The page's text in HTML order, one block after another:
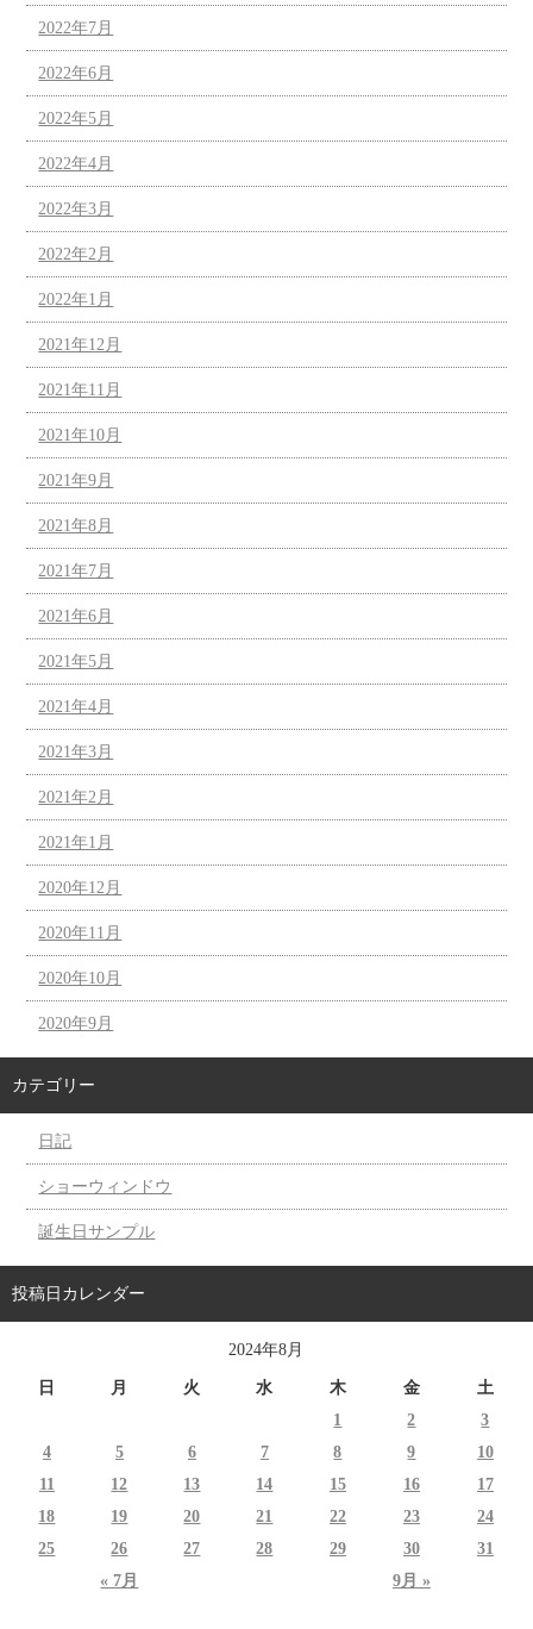
2022年7月
2022年6月
2022年5月
2022年4月
2022年3月
2022年2月
2022年1月
2021年12月
2021年11月
2021年10月
2021年9月
2021年8月
2021年7月
2021年6月
2021年5月
2021年4月
2021年3月
2021年2月
2021年1月
2020年12月
2020年11月
2020年10月
2020年9月
カテゴリー
日記
ショーウィンドウ
誕生日サンプル
投稿日カレンダー
2024年8月
日 月 火 水 木 金 土
« 7月 9月 »
1 2
3
4
5 6 7 8 9
10
11
12 13 14 15 16
17
18
19 20 21 22 23
24
25
26 27 28 29 30 31